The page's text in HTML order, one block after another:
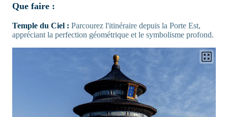
Que faire :
Temple du Ciel : Parcourez l'itinéraire depuis la Porte Est,
appréciant la perfection géométrique et le symbolisme profond.